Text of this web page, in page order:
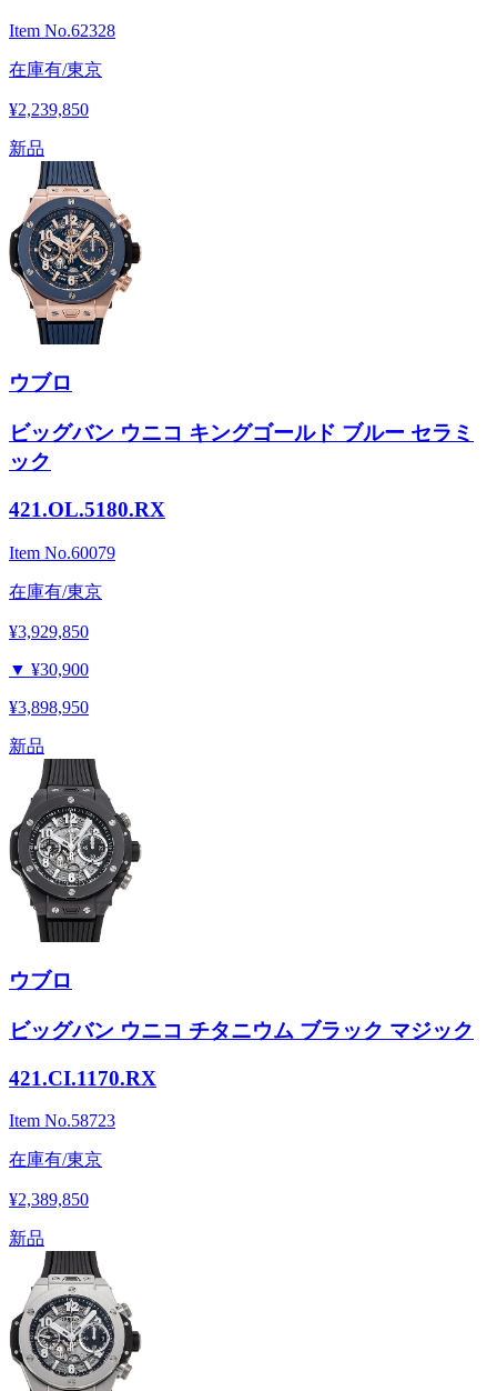
Item No.62328
在庫有/東京
¥2,239,850
新品
ウブロ
ビッグバン ウニコ キングゴールド ブルー セラミ
ック
421.OL.5180.RX
Item No.60079
在庫有/東京
¥3,929,850
▼ ¥30,900
¥3,898,950
新品
ウブロ
ビッグバン ウニコ チタニウム ブラック マジック
421.CI.1170.RX
Item No.58723
在庫有/東京
¥2,389,850
新品